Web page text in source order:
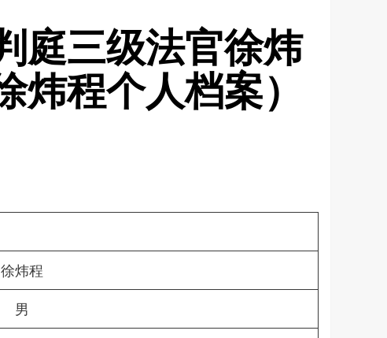
庭三级法官徐炜
程个人档案）
徐炜程
男